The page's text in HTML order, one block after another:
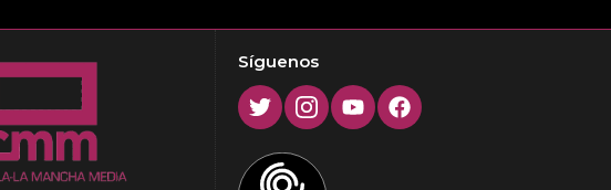
Síguenos
TwitterInstagram
YoutubeFacebook